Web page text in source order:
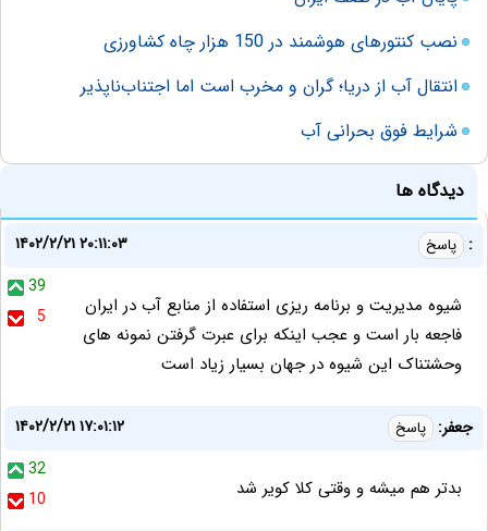
نصب کنتورهای هوشمند در 150 هزار چاه کشاورزی
انتقال آب از دریا؛ گران و مخرب است اما اجتناب‌ناپذیر
شرایط فوق بحرانی آب
دیدگاه ها
: پاسخ
۱۴۰۲/۲/۲۱ ۲۰:۱۱:۰۳
39
5
شیوه مدیریت و برنامه ریزی استفاده از منابع آب در ایران
فاجعه بار است و عجب اینکه برای عبرت گرفتن نمونه های
وحشتناک این شیوه در جهان بسیار زیاد است
جعفر: پاسخ
۱۴۰۲/۲/۲۱ ۱۷:۰۱:۱۲
32
10
بدتر هم میشه و وقتی کلا کویر شد